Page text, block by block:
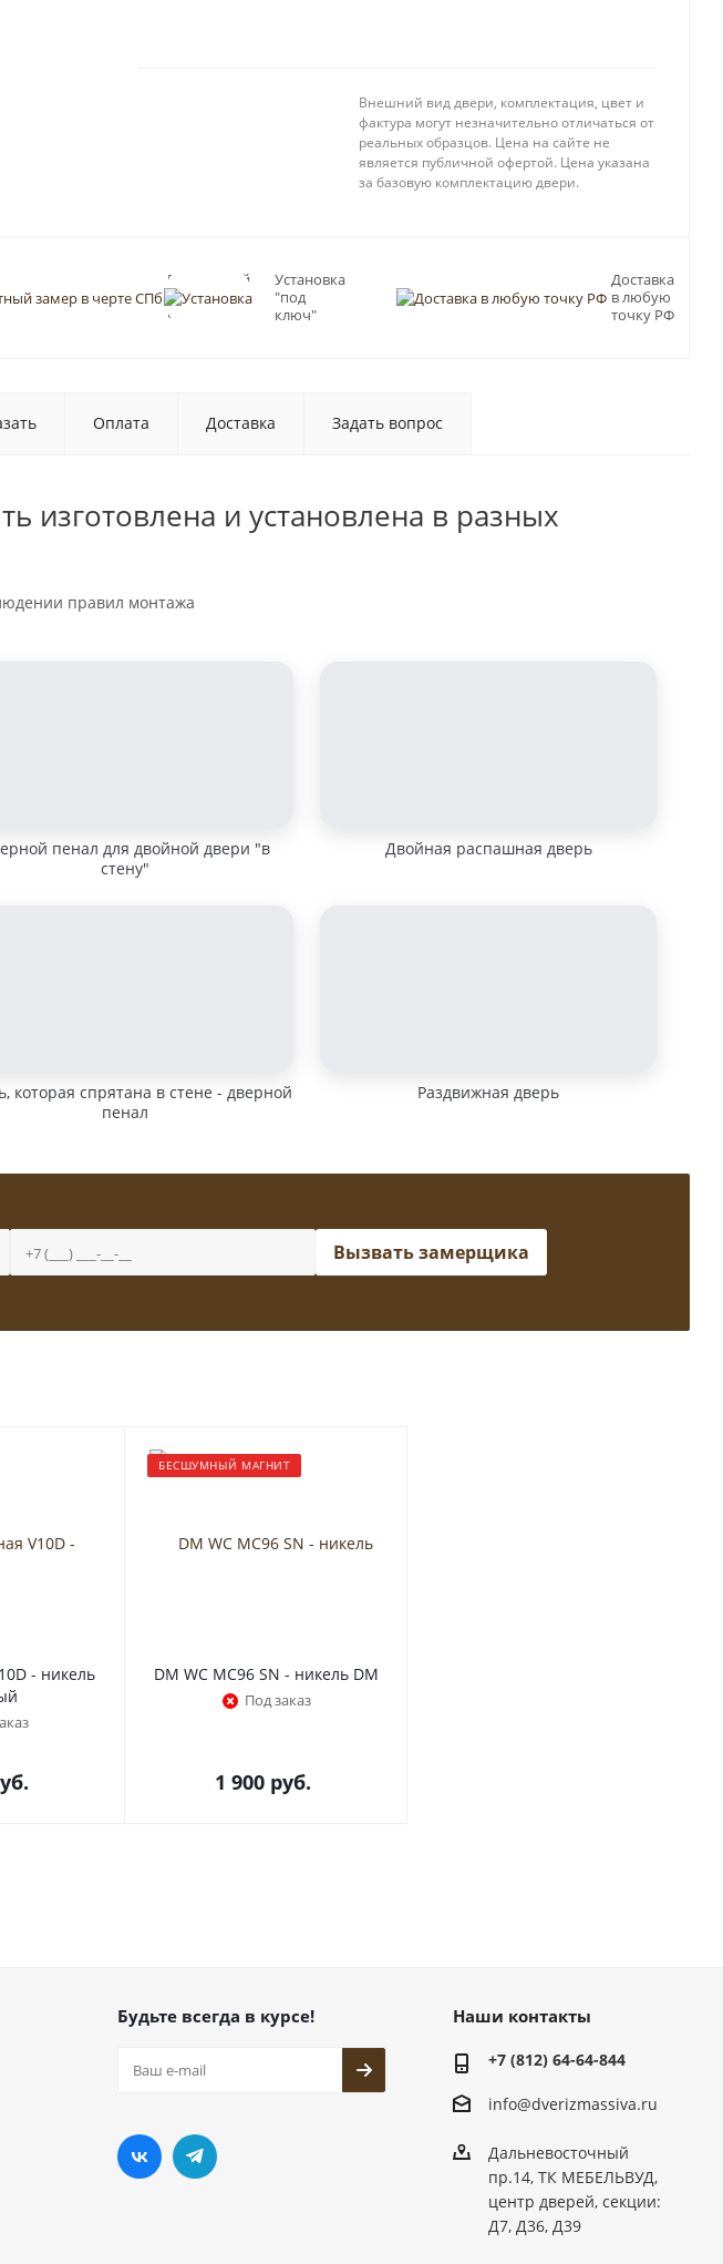
Внешний вид двери, комплектация, цвет и
фактура могут незначительно отличаться от
реальных образцов. Цена на сайте не
является публичной офертой. Цена указана
за базовую комплектацию двери.
Бесплатный
замер в
черте СПб
Установка
"под
ключ"
Доставка
в любую
точку РФ
Оплата Доставка Задать вопрос
изготовлена и установлена в разных
правил монтажа
пенал для двойной двери "в
стену"
Двойная распашная дверь
которая спрятана в стене - дверной
пенал
Раздвижная дверь
Вызвать замерщика
- никель
БЕСШУМНЫЙ МАГНИТ
DM WC MC96 SN - никель DM
Под заказ
1 900 руб.
Будьте всегда в курсе! Наши контакты
+7 (812) 64-64-844
info@dverizmassiva.ru
Дальневосточный
пр.14, ТК МЕБЕЛЬВУД,
центр дверей, секции:
Д7, Д36, Д39